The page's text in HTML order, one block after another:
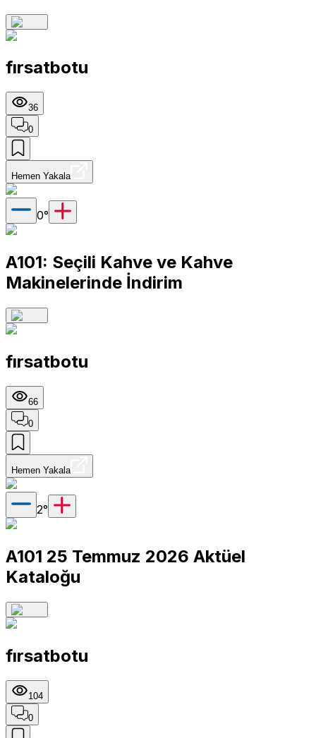
fırsatbotu
36
0
Hemen Yakala
0°
A101: Seçili Kahve ve Kahve
Makinelerinde İndirim
fırsatbotu
66
0
Hemen Yakala
2°
A101 25 Temmuz 2026 Aktüel
Kataloğu
fırsatbotu
104
0